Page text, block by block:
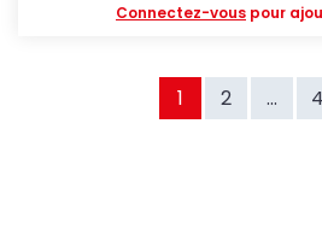
Connectez-vous pour
1 2 ... 4